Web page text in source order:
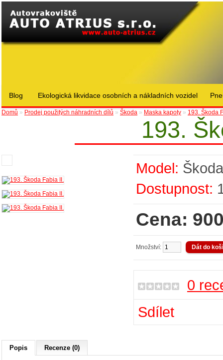
Blog Ekologická likvidace osobních a nákladních vozidel
Domů » Prodej použitých náhradních dílů » Škoda » Maska kapoty » 193. Škoda
193.
Model: Škoda
Dostupnost:
Cena:
Množství:
0
Sdílet
Popis Recenze (0)